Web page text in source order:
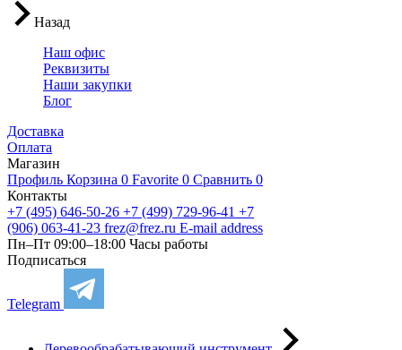
Назад
Наш офис
Реквизиты
Наши закупки
Блог
Доставка
Оплата
Магазин
Профиль Корзина 0 Favorite 0 Сравнить 0
Контакты
+7 (495) 646-50-26 +7 (499) 729-96-41 +7
(906) 063-41-23 frez@frez.ru E-mail address
Пн–Пт 09:00–18:00 Часы работы
Подписаться
Telegram